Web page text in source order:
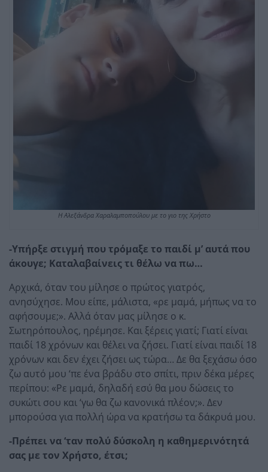
Η Αλεξάνδρα Χαραλαμποπούλου με το γιο της Χρήστο
-Υπήρξε στιγμή που τρόμαξε το παιδί μ’ αυτά που
άκουγε; Καταλαβαίνεις τι θέλω να πω…
Αρχικά, όταν του μίλησε ο πρώτος γιατρός,
ανησύχησε. Μου είπε, μάλιστα, «ρε μαμά, μήπως να το
αφήσουμε;». Αλλά όταν μας μίλησε ο κ.
Σωτηρόπουλος, ηρέμησε. Και ξέρεις γιατί; Γιατί είναι
παιδί 18 χρόνων και θέλει να ζήσει. Γιατί είναι παιδί 18
χρόνων και δεν έχει ζήσει ως τώρα… Δε θα ξεχάσω όσο
ζω αυτό μου ‘πε ένα βράδυ στο σπίτι, πριν δέκα μέρες
περίπου: «Ρε μαμά, δηλαδή εσύ θα μου δώσεις το
συκώτι σου και ‘γω θα ζω κανονικά πλέον;». Δεν
μπορούσα για πολλή ώρα να κρατήσω τα δάκρυά μου.
-Πρέπει να ‘ταν πολύ δύσκολη η καθημερινότητά
σας με τον Χρήστο, έτσι;